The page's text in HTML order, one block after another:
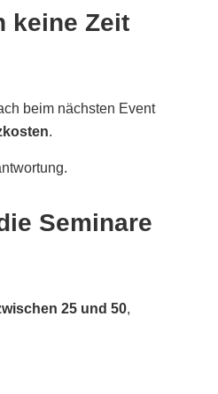
keine Zeit
beim nächsten Event
.
Seminare
25 und 50,